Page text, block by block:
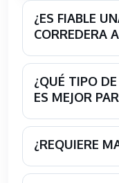
¿ES FIABLE
CORREDERA
¿QUÉ TIPO
ES MEJOR
¿REQUIERE